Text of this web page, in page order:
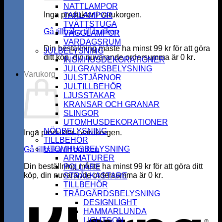
Inga produkter i varukorgen.
Gå tillbaka till butiken
Din beställning måste ha minst99 kr för att göra
ditt köp, din nuvarande ordersumma är 0 kr.
Varukorg
Inga produkter i varukorgen.
Gå tillbaka till butiken
Din beställning måste ha minst99 kr för att göra ditt
köp, din nuvarande ordersumma är 0 kr.
NATTLAMPOR
TAKLAMPOR
TVÄTTSTUGA
VÄGGLAMPOR
VARDAGSRUM
JULBELYSNING
INOMHUSDEKORATIONER
JULGRANSBELYSNING
JULSTJÄRNOR
JULTILLBEHÖR
LJUSSTAKAR
KRANSAR OCH GRANAR
SLINGOR
UTOMHUSDEKORATIONER
NÖDBELYSNING
TILLBEHÖR
UTOMHUSBELYSNING
ARMATURER
POLLARE
STRÅLKASTARE
TILLBEHÖR
TRÄDGÅRDSBELYSNING
DESIGNLIGHT
HAMMARLUNDA
LIGHTSON